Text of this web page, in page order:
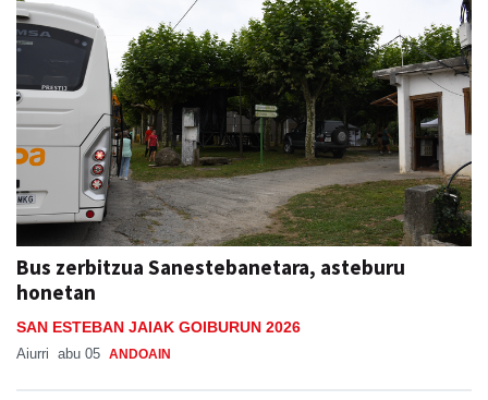
Bus zerbitzua Sanestebanetara, asteburu
honetan
SAN ESTEBAN JAIAK GOIBURUN 2026
Aiurri abu 05 ANDOAIN